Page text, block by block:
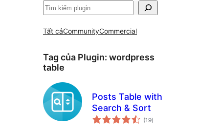
Tìm
Tất cảCommunityCommercial
Tag của Plugin: wordpress
table
Posts Table with
Search & Sort
(19tổng
đánh
)